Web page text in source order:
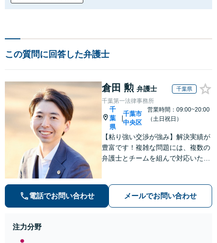
この質問に回答した弁護士
倉田 勲 弁護士 千葉県
千葉第一法律事務所
千
葉
県
千葉市
中央区
営業時間：09:00~20:00
（土日祝日）
【粘り強い交渉が強み】解決実績が
豊富です！複雑な問題には、複数の
弁護士とチームを組んで対応いたし
添い、不安を軽減します。まずはお
気軽にご相談ください。
電話でお問い合わせ メールでお問い合わせ
注力分野